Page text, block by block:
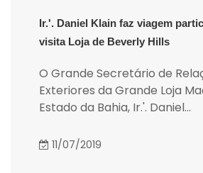
Ir.'. Daniel Klain faz viagem
visita Loja de Beverly Hills
O Grande Secretário de
Exteriores da Grande Loja
Estado da Bahia, Ir.'. Daniel...
11/07/2019